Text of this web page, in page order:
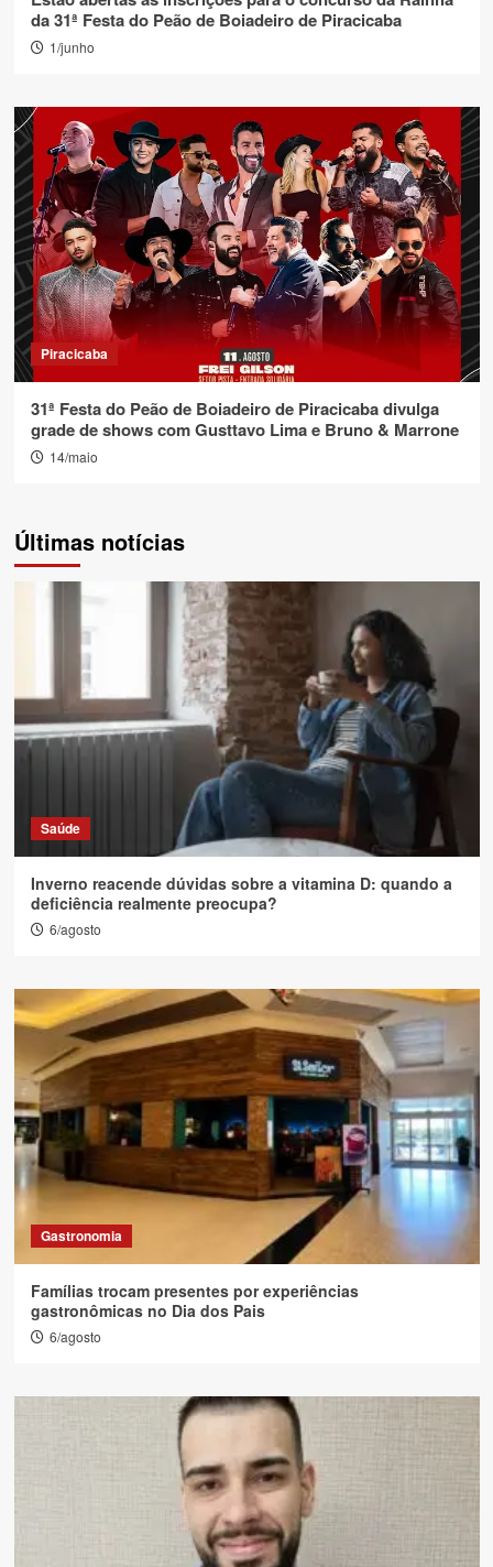
da 31ª Festa do Peão de Boiadeiro de Piracicaba
1/junho
Piracicaba
31ª Festa do Peão de Boiadeiro de Piracicaba divulga
grade de shows com Gusttavo Lima e Bruno & Marrone
14/maio
Últimas notícias
Saúde
Inverno reacende dúvidas sobre a vitamina D: quando a
deficiência realmente preocupa?
6/agosto
Gastronomia
Famílias trocam presentes por experiências
gastronômicas no Dia dos Pais
6/agosto